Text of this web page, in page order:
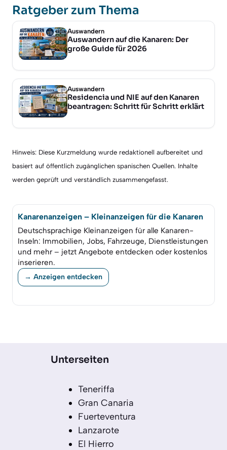
Ratgeber zum Thema
Auswandern
Auswandern auf die Kanaren: Der
große Guide für 2026
Auswandern
Residencia und NIE auf den Kanaren
beantragen: Schritt für Schritt erklärt
Hinweis: Diese Kurzmeldung wurde redaktionell aufbereitet und
basiert auf öffentlich zugänglichen spanischen Quellen. Inhalte
werden geprüft und verständlich zusammengefasst.
Kanarenanzeigen – Kleinanzeigen für die Kanaren
Deutschsprachige Kleinanzeigen für alle Kanaren-
Inseln: Immobilien, Jobs, Fahrzeuge, Dienstleistungen
und mehr – jetzt Angebote entdecken oder kostenlos
inserieren.
→ Anzeigen entdecken
Unterseiten
Teneriffa
Gran Canaria
Fuerteventura
Lanzarote
El Hierro